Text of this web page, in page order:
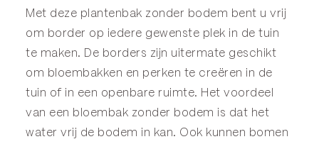
Met deze plantenbak zonder bodem bent u vrij
om border op iedere gewenste plek in de tuin
te maken. De borders zijn uitermate geschikt
om bloembakken en perken te creëren in de
tuin of in een openbare ruimte. Het voordeel
van een bloembak zonder bodem is dat het
water vrij de bodem in kan. Ook kunnen bomen